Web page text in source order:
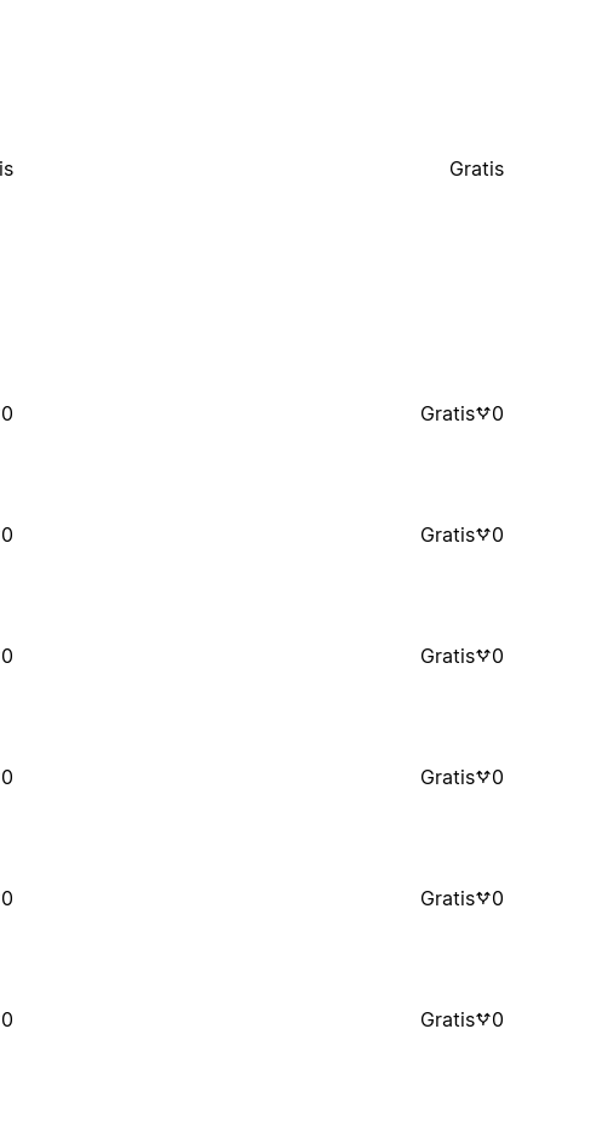
Gratis
0 Gratis 0
0 Gratis 0
0 Gratis 0
0 Gratis 0
0 Gratis 0
0 Gratis 0